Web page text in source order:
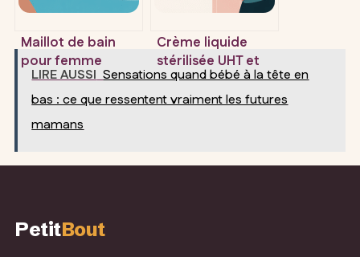
Maillot de bain
pour femme
enceinte :
comment allier
la plage
Crème liquide
stérilisée UHT et
grossesse : ce
qu’il faut vraiment
LIRE AUSSI Sensations quand bébé à la tête en
bas : ce que ressentent vraiment les futures
mamans
PetitBout